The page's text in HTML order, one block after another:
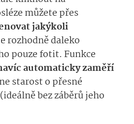
můžete přes
jakýkoli
rozhodně daleko
pouze fotit. Funkce
automaticky zaměří
starost o přesné
bez záběrů jeho